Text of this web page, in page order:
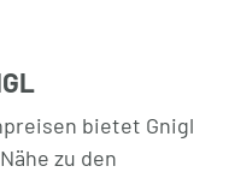
bietet Gnigl
zu den